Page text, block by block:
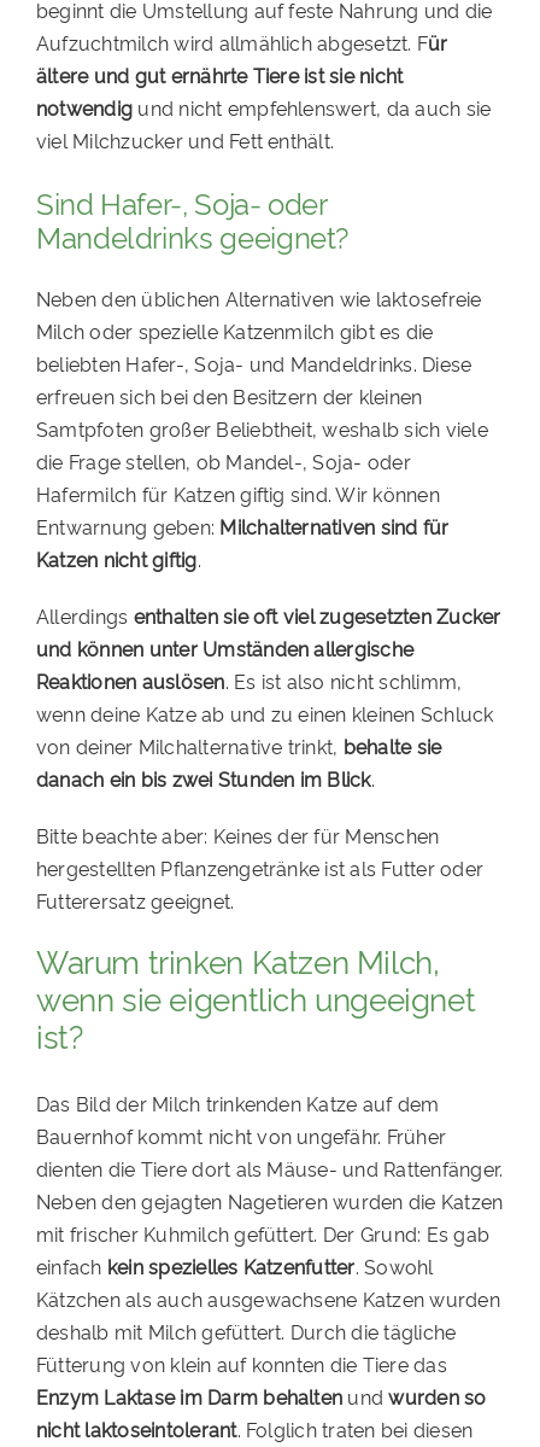
beginnt die Umstellung auf feste Nahrung und die
Aufzuchtmilch wird allmählich abgesetzt. Für
ältere und gut ernährte Tiere ist sie nicht
notwendig und nicht empfehlenswert, da auch sie
viel Milchzucker und Fett enthält.
Sind Hafer-, Soja- oder
Mandeldrinks geeignet?
Neben den üblichen Alternativen wie laktosefreie
Milch oder spezielle Katzenmilch gibt es die
beliebten Hafer-, Soja- und Mandeldrinks. Diese
erfreuen sich bei den Besitzern der kleinen
Samtpfoten großer Beliebtheit, weshalb sich viele
die Frage stellen, ob Mandel-, Soja- oder
Hafermilch für Katzen giftig sind. Wir können
Entwarnung geben: Milchalternativen sind für
Katzen nicht giftig.
Allerdings enthalten sie oft viel zugesetzten Zucker
und können unter Umständen allergische
Reaktionen auslösen. Es ist also nicht schlimm,
wenn deine Katze ab und zu einen kleinen Schluck
von deiner Milchalternative trinkt, behalte sie
danach ein bis zwei Stunden im Blick.
Bitte beachte aber: Keines der für Menschen
hergestellten Pflanzengetränke ist als Futter oder
Futterersatz geeignet.
Warum trinken Katzen Milch,
wenn sie eigentlich ungeeignet
ist?
Das Bild der Milch trinkenden Katze auf dem
Bauernhof kommt nicht von ungefähr. Früher
dienten die Tiere dort als Mäuse- und Rattenfänger.
Neben den gejagten Nagetieren wurden die Katzen
mit frischer Kuhmilch gefüttert. Der Grund: Es gab
einfach kein spezielles Katzenfutter. Sowohl
Kätzchen als auch ausgewachsene Katzen wurden
deshalb mit Milch gefüttert. Durch die tägliche
Fütterung von klein auf konnten die Tiere das
Enzym Laktase im Darm behalten undwurden so
nicht laktoseintolerant. Folglich traten bei diesen